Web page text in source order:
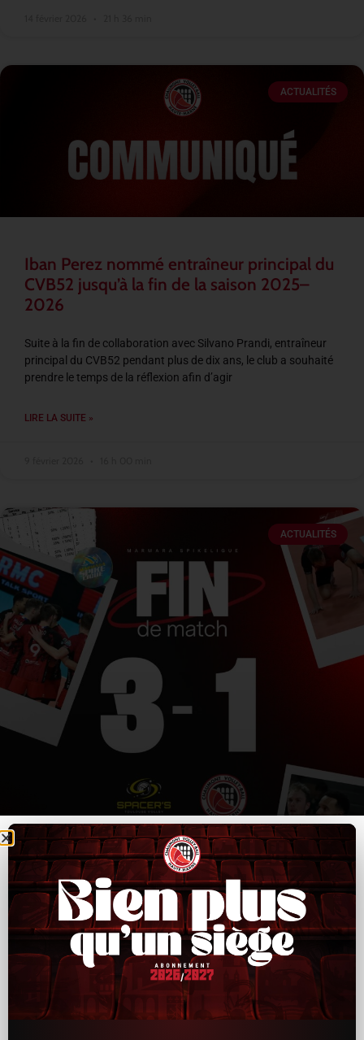
ACTUALITÉS
Iban Perez nommé entraîneur principal du
CVB52 jusqu’à la fin de la saison 2025–
2026
Suite à la fin de collaboration avec Silvano Prandi, entraîneur
principal du CVB52 pendant plus de dix ans, le club a souhaité
prendre le temps de la réflexion afin d’agir
LIRE LA SUITE »
ACTUALITÉS
CVB52–Toulouse : un bon départ, puis trop